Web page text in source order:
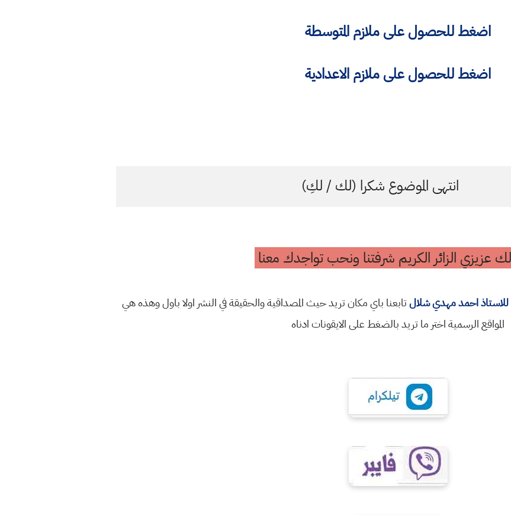
اضغط للحصول على ملازم المتوسطة
اضغط للحصول على ملازم الاعدادية
انتهى الموضوع شكرا (لك / لكِ)
عزيزي الزائر الكريم شرفتنا ونحب تواجدك معنا
للاستاذ احمد مهدي شلالتابعنا باي مكان تريد حيث المصداقية والحقيقة في النشر اولا باول وهذه هي
المواقع الرسمية اختر ما تريد بالضغط على الايقونات ادناه